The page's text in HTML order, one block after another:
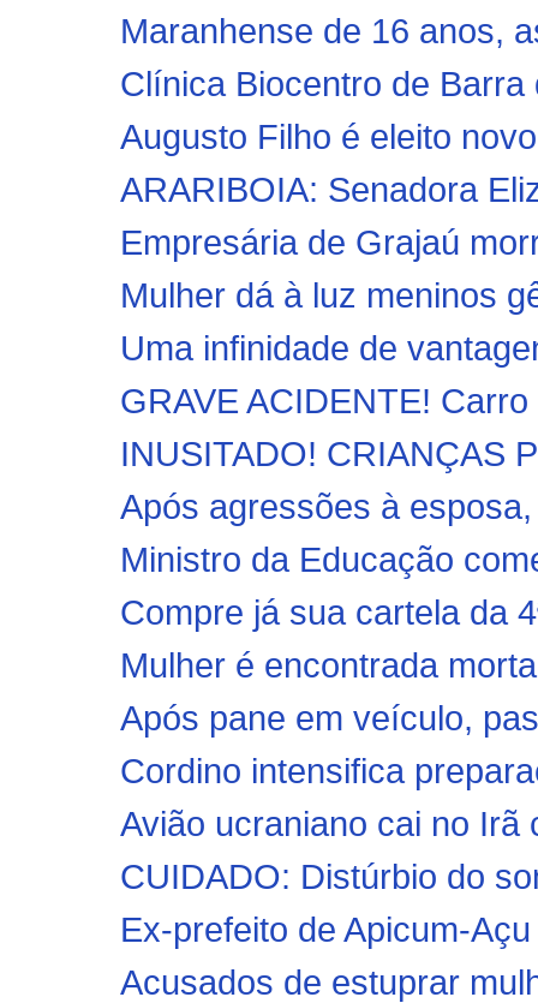
Maranhense de 16 anos,
Clínica Biocentro de
Augusto Filho é eleito
ARARIBOIA: Senadora
Empresária de Grajaú
Mulher dá à luz meninos
Uma infinidade de
GRAVE ACIDENTE!
INUSITADO! CRIANÇAS
Após agressões à
Ministro da Educação
Compre já sua cartela da
Mulher é encontrada
Após pane em veículo,
Cordino intensifica
Avião ucraniano cai no
CUIDADO: Distúrbio do
Ex-prefeito de Apicum-
Acusados de estuprar